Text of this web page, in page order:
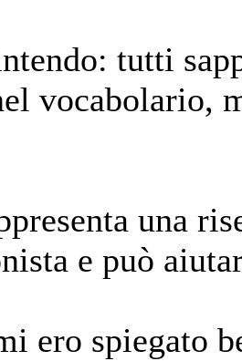
tutti
vocabolario,
una
e può
ero spiegato